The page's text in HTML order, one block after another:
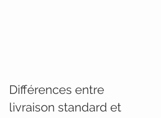
Différences entre
livraison standard et